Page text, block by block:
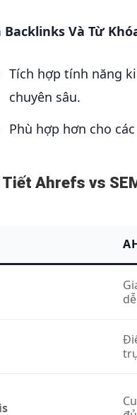
Backlinks Và Từ
Tích hợp tính năng
chuyên sâu.
Phù hợp hơn cho
Tiết Ahrefs vs